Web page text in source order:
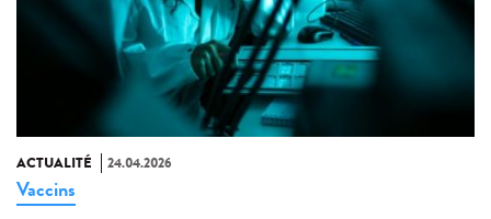
ACTUALITÉ 24.04.2026
Vaccins